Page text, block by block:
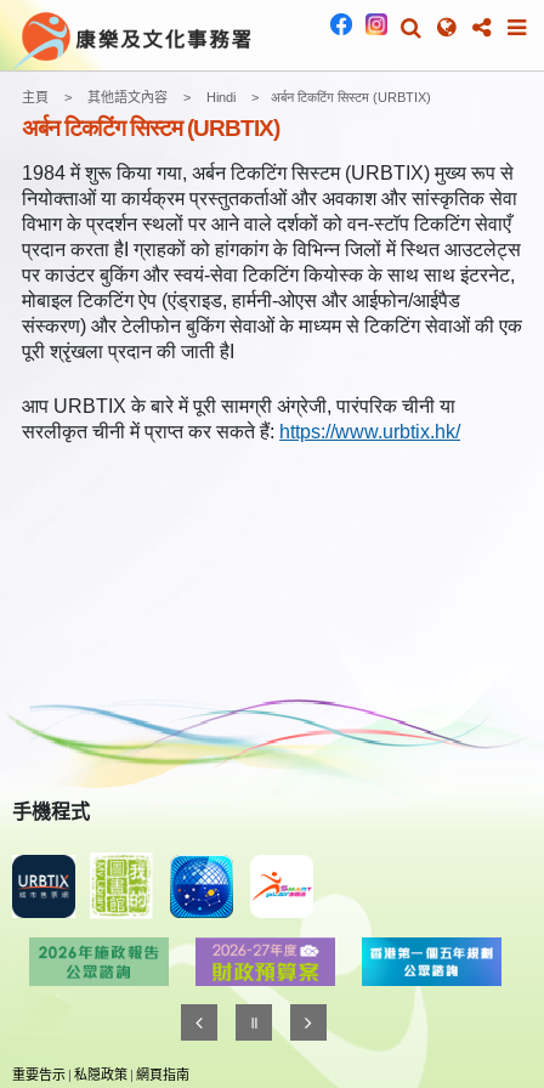
主頁 其他語文內容 Hindi अर्बन टिकटिंग सिस्टम (URBTIX)
अर्बन टिकटिंग सिस्टम (URBTIX)
1984 में शुरू किया गया, अर्बन टिकटिंग सिस्टम (URBTIX) मुख्य रूप से
नियोक्ताओं या कार्यक्रम प्रस्तुतकर्ताओं और अवकाश और सांस्कृतिक सेवा
विभाग के प्रदर्शन स्थलों पर आने वाले दर्शकों को वन-स्टॉप टिकटिंग सेवाएँ
प्रदान करता हैI ग्राहकों को हांगकांग के विभिन्न जिलों में स्थित आउटलेट्स
पर काउंटर बुकिंग और स्वयं-सेवा टिकटिंग कियोस्क के साथ साथ इंटरनेट,
मोबाइल टिकटिंग ऐप (एंड्राइड, हार्मनी-ओएस और आईफोन/आईपैड
संस्करण) और टेलीफोन बुकिंग सेवाओं के माध्यम से टिकटिंग सेवाओं की एक
पूरी श्रृंखला प्रदान की जाती हैI
आप URBTIX के बारे में पूरी सामग्री अंग्रेजी, पारंपरिक चीनी या
सरलीकृत चीनी में प्राप्त कर सकते हैं: https://www.urbtix.hk/
手機程式
重要告示 | 私隠政策 | 網頁指南